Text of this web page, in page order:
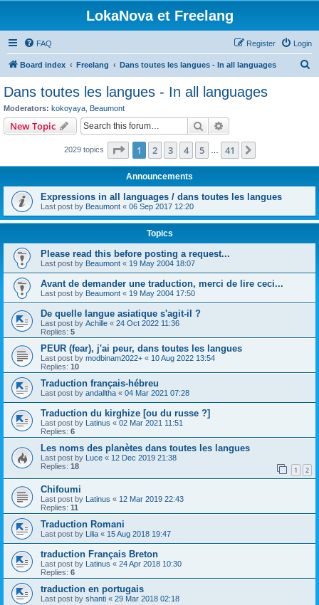
LokaNova et Freelang
FAQ Login
Register
Board index Freelang Dans toutes les langues - In all languages
Dans toutes les langues - In all languages
Moderators: kokoyaya Beaumont
New Topic Search
2029 topics Page 1of 41
1 2 3 4 5 41
Announcements
Expressions in all languages / dans toutes les langues
Last post by Beaumont « 06 Sep 2017 12:20
Topics
Please read this before posting a request...
Last post by Beaumont « 19 May 2004 18:07
Avant de demander une traduction, merci de lire ceci...
Last post by Beaumont « 19 May 2004 17:50
De quelle langue asiatique s'agit-il ?
Last post by Achille « 24 Oct 2022 11:36
Replies: 5
PEUR (fear), j'ai peur, dans toutes les langues
Last post by modbinam2022+ « 10 Aug 2022 13:54
Replies: 10
Traduction français-hébreu
Last post by andalltha « 04 Mar 2021 07:28
Traduction du kirghize [ou du russe ?]
Last post by Latinus « 02 Mar 2021 11:51
Replies: 6
Les noms des planètes dans toutes les langues
Last post by Luce « 12 Dec 2019 21:38
Replies: 18 1 2
Chifoumi
Last post by Latinus « 12 Mar 2019 22:43
Replies: 11
Traduction Romani
Last post by Lilia « 15 Aug 2018 19:47
traduction Français Breton
Last post by Latinus « 24 Apr 2018 10:30
Replies: 6
traduction en portugais
Last post by shanti « 29 Mar 2018 02:18